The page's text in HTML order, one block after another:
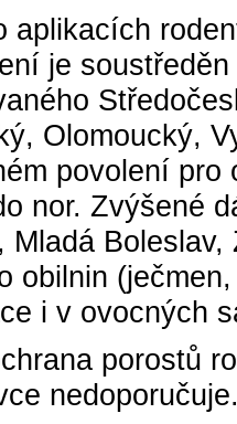
aplikacích
je
Olomoucký,
povolení
nor. Zvýšené
Mladá
obilnin
i v ovocných
porostů